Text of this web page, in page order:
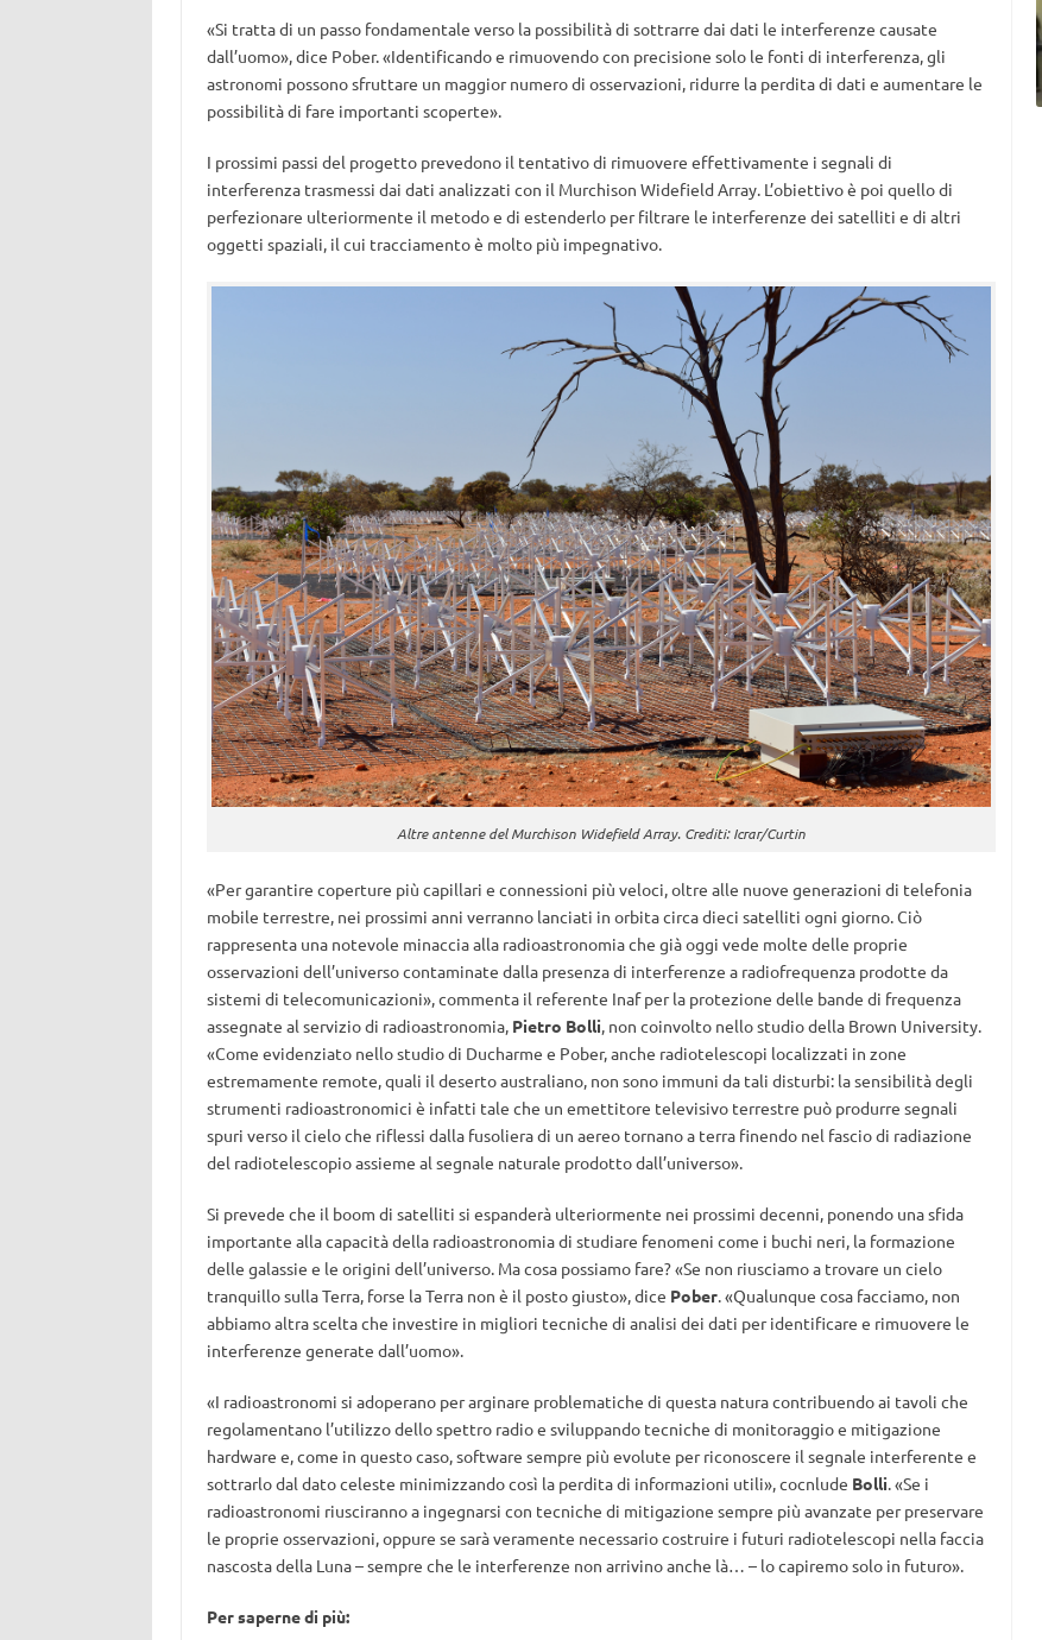
«Si tratta di un passo fondamentale verso la possibilità di sottrarre dai dati le interferenze causate
dall’uomo», dice Pober. «Identificando e rimuovendo con precisione solo le fonti di interferenza, gli
astronomi possono sfruttare un maggior numero di osservazioni, ridurre la perdita di dati e aumentare le
possibilità di fare importanti scoperte».
I prossimi passi del progetto prevedono il tentativo di rimuovere effettivamente i segnali di
interferenza trasmessi dai dati analizzati con il Murchison Widefield Array. L’obiettivo è poi quello di
perfezionare ulteriormente il metodo e di estenderlo per filtrare le interferenze dei satelliti e di altri
oggetti spaziali, il cui tracciamento è molto più impegnativo.
Altre antenne del Murchison Widefield Array. Crediti: Icrar/Curtin
«Per garantire coperture più capillari e connessioni più veloci, oltre alle nuove generazioni di telefonia
mobile terrestre, nei prossimi anni verranno lanciati in orbita circa dieci satelliti ogni giorno. Ciò
rappresenta una notevole minaccia alla radioastronomia che già oggi vede molte delle proprie
osservazioni dell’universo contaminate dalla presenza di interferenze a radiofrequenza prodotte da
sistemi di telecomunicazioni», commenta il referente Inaf per la protezione delle bande di frequenza
assegnate al servizio di radioastronomia, Pietro Bolli, non coinvolto nello studio della Brown University.
«Come evidenziato nello studio di Ducharme e Pober, anche radiotelescopi localizzati in zone
estremamente remote, quali il deserto australiano, non sono immuni da tali disturbi: la sensibilità degli
strumenti radioastronomici è infatti tale che un emettitore televisivo terrestre può produrre segnali
spuri verso il cielo che riflessi dalla fusoliera di un aereo tornano a terra finendo nel fascio di radiazione
del radiotelescopio assieme al segnale naturale prodotto dall’universo».
Si prevede che il boom di satelliti si espanderà ulteriormente nei prossimi decenni, ponendo una sfida
importante alla capacità della radioastronomia di studiare fenomeni come i buchi neri, la formazione
delle galassie e le origini dell’universo. Ma cosa possiamo fare? «Se non riusciamo a trovare un cielo
tranquillo sulla Terra, forse la Terra non è il posto giusto», dice Pober. «Qualunque cosa facciamo, non
abbiamo altra scelta che investire in migliori tecniche di analisi dei dati per identificare e rimuovere le
interferenze generate dall’uomo».
«I radioastronomi si adoperano per arginare problematiche di questa natura contribuendo ai tavoli che
regolamentano l’utilizzo dello spettro radio e sviluppando tecniche di monitoraggio e mitigazione
hardware e, come in questo caso, software sempre più evolute per riconoscere il segnale interferente e
sottrarlo dal dato celeste minimizzando così la perdita di informazioni utili», cocnlude Bolli. «Se i
radioastronomi riusciranno a ingegnarsi con tecniche di mitigazione sempre più avanzate per preservare
le proprie osservazioni, oppure se sarà veramente necessario costruire i futuri radiotelescopi nella faccia
nascosta della Luna – sempre che le interferenze non arrivino anche là… – lo capiremo solo in futuro».
Per saperne di più: